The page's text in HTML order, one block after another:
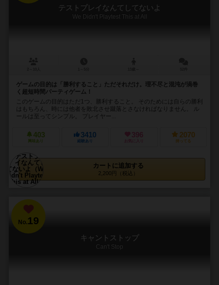
テストプレイなんてしてないよ
We Didn't Playtest This at All
ゲームの目的は「勝利すること」ただそれだけ。理不尽と混沌が渦巻
く超短時間パーティゲーム！
このゲームの目的はただ1つ、勝利すること。 そのためには自らの勝利
はもちろん、時には他者を敗北させ蹴落とさなければなりません。 ル
ールは至ってシンプル。 プレイヤー...
403
興味あり
3410
経験あり
396
お気に入り
2070
持ってる
カートに追加する
2,200円（税込）
No.19
キャントストップ
Can't Stop